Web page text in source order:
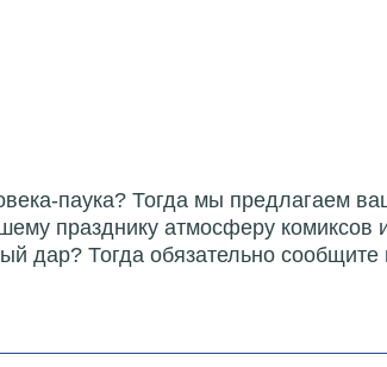
паука? Тогда мы предлагаем
празднику атмосферу комиксов
дар? Тогда обязательно